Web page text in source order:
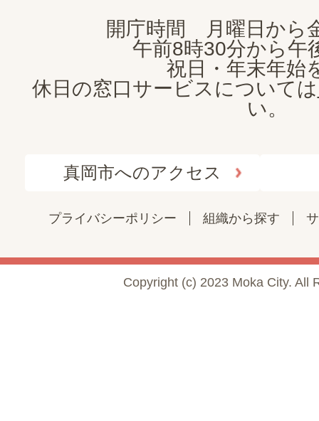
開庁時間 月曜日から
午前8時30分から午
祝日・年末年始
休日の窓口サービスについては
い。
真岡市へのアクセス
プライバシーポリシー 組織から探す
Copyright (c) 2023 Moka City. All